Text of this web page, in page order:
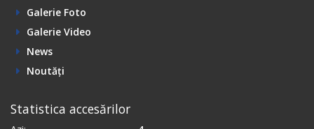
Galerie Foto
Galerie Video
News
Noutăți
Statistica accesărilor